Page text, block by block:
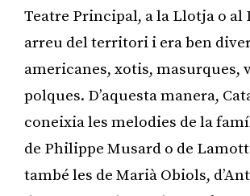
Teatre Principal, a la Llotja o
arreu del territori i era ben
americanes, xotis, masurques,
polques. D’aquesta manera,
coneixia les melodies de la
de Philippe Musard o de
també les de Marià Obiols,